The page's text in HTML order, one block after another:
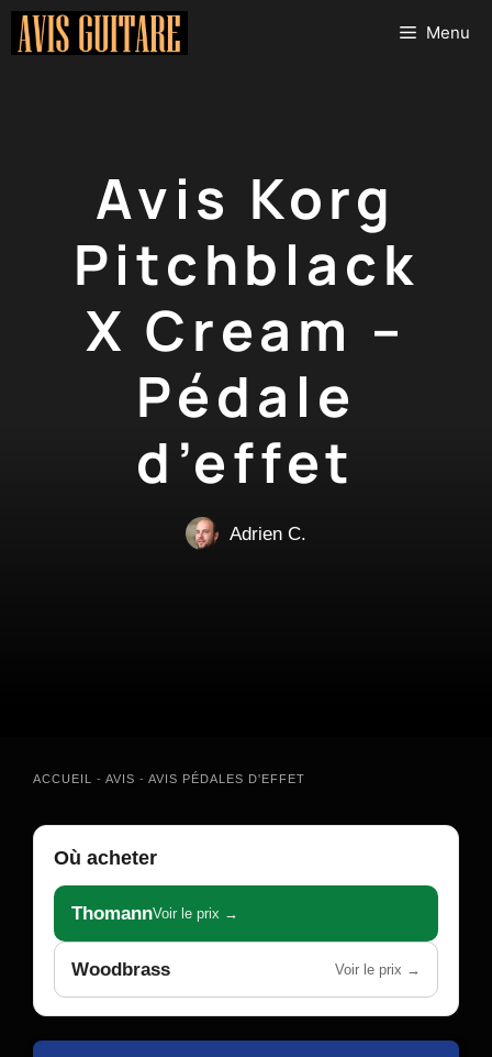
Aller
Menu
Avis Korg
Pitchblack
X Cream –
Pédale
d’effet
Adrien C.
ACCUEIL - AVIS - AVIS PÉDALES D'EFFET
Où acheter
ThomannVoir le prix →
Woodbrass Voir le prix →